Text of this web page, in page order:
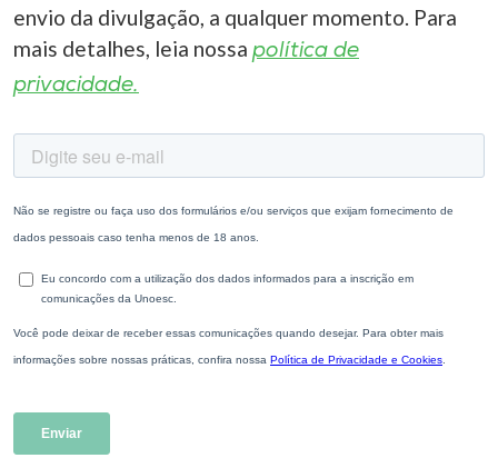
envio da divulgação, a qualquer momento. Para
mais detalhes, leia nossa política de
privacidade.